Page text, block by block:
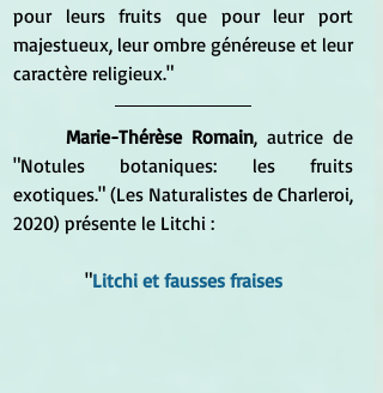
pour leurs fruits que pour leur port
majestueux, leur ombre généreuse et leur
caractère religieux."
Marie-Thérèse Romain, autrice de
"Notules botaniques: les fruits
exotiques." (Les Naturalistes de Charleroi,
2020) présente le Litchi :
"Litchi et fausses fraises